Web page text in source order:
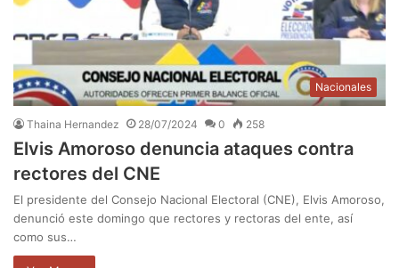
Nacionales
Thaina Hernandez 28/07/2024 0 258
Elvis Amoroso denuncia ataques contra
rectores del CNE
El presidente del Consejo Nacional Electoral (CNE), Elvis Amoroso,
denunció este domingo que rectores y rectoras del ente, así
como sus…